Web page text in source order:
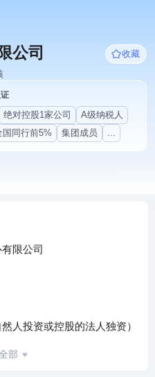
公司
收藏
绝对控股1家公司
A级纳税人
国同行前5% 集团成员 ...
限公司
人投资或控股的法人独资）
部